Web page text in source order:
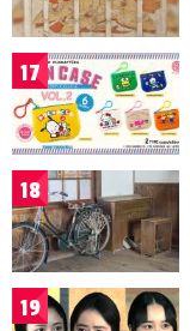
17
18
19